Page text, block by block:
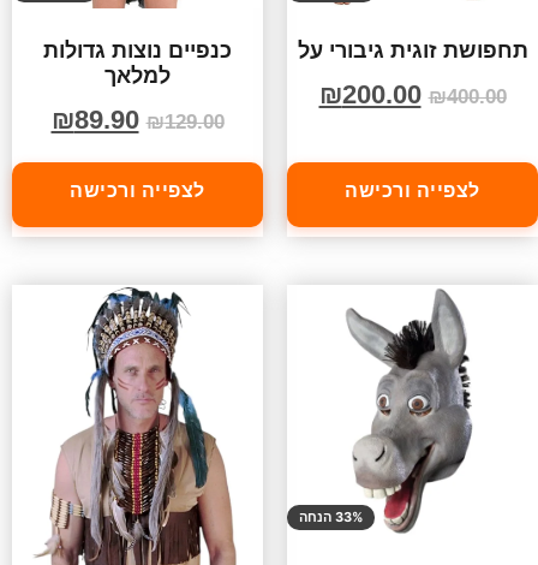
תחפושת זוגית גיבורי על
₪400.00
₪200.00
לצפייה ורכישה
כנפיים נוצות גדולות
למלאך
₪129.00
₪89.90
לצפייה ורכישה
33% הנחה